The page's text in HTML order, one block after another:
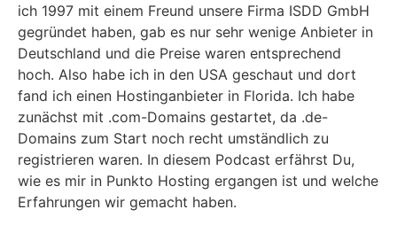
ich 1997 mit einem Freund unsere Firma ISDD GmbH
gegründet haben, gab es nur sehr wenige Anbieter in
Deutschland und die Preise waren entsprechend
hoch. Also habe ich in den USA geschaut und dort
fand ich einen Hostinganbieter in Florida. Ich habe
zunächst mit .com-Domains gestartet, da .de-
Domains zum Start noch recht umständlich zu
registrieren waren. In diesem Podcast erfährst Du,
wie es mir in Punkto Hosting ergangen ist und welche
Erfahrungen wir gemacht haben.